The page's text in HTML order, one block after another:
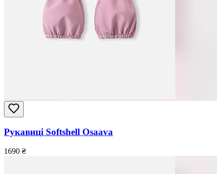
Рукавиці Softshell Osaava
1690 ₴